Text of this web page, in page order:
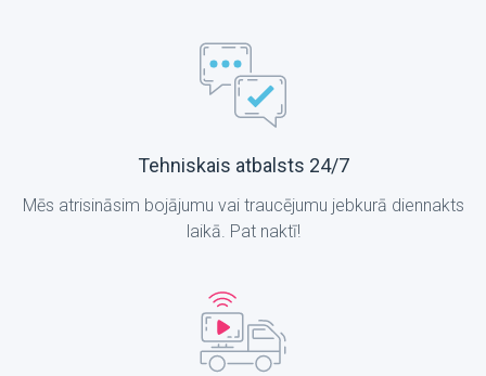
Tehniskais atbalsts 24/7
Mēs atrisināsim bojājumu vai traucējumu jebkurā diennakts
laikā. Pat naktī!